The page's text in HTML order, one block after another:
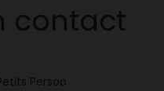
contact
Persoo